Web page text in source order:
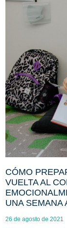
CÓMO
VUELTA AL
UNA SEMANA
26 de agosto de 2021